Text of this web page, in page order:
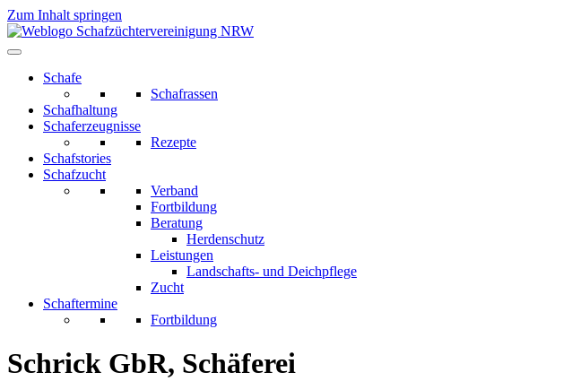
Zum Inhalt springen
Schafe
Schafrassen
Schafhaltung
Schaferzeugnisse
Rezepte
Schafstories
Schafzucht
Verband
Fortbildung
Beratung
Herdenschutz
Leistungen
Landschafts- und Deichpflege
Zucht
Schaftermine
Fortbildung
Schrick GbR, Schäferei